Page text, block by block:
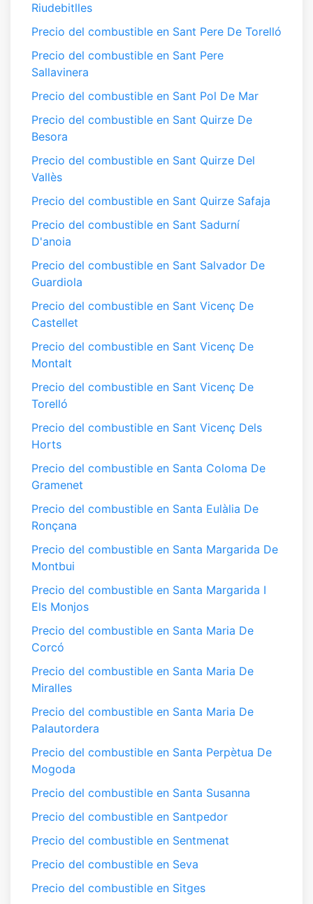
Riudebitlles
Precio del combustible en Sant Pere De Torelló
Precio del combustible en Sant Pere
Sallavinera
Precio del combustible en Sant Pol De Mar
Precio del combustible en Sant Quirze De
Besora
Precio del combustible en Sant Quirze Del
Vallès
Precio del combustible en Sant Quirze Safaja
Precio del combustible en Sant Sadurní
D'anoia
Precio del combustible en Sant Salvador De
Guardiola
Precio del combustible en Sant Vicenç De
Castellet
Precio del combustible en Sant Vicenç De
Montalt
Precio del combustible en Sant Vicenç De
Torelló
Precio del combustible en Sant Vicenç Dels
Horts
Precio del combustible en Santa Coloma De
Gramenet
Precio del combustible en Santa Eulàlia De
Ronçana
Precio del combustible en Santa Margarida De
Montbui
Precio del combustible en Santa Margarida I
Els Monjos
Precio del combustible en Santa Maria De
Corcó
Precio del combustible en Santa Maria De
Miralles
Precio del combustible en Santa Maria De
Palautordera
Precio del combustible en Santa Perpètua De
Mogoda
Precio del combustible en Santa Susanna
Precio del combustible en Santpedor
Precio del combustible en Sentmenat
Precio del combustible en Seva
Precio del combustible en Sitges